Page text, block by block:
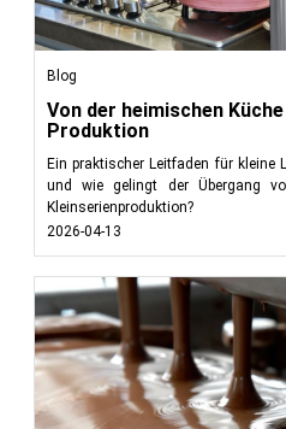
Blog
Von der heimischen
Produktion
Ein praktischer Leitfaden für kleine
und wie gelingt der Übergang
Kleinserienproduktion?
2026-04-13